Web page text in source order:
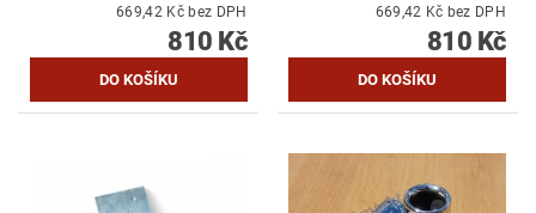
669,42 Kč bez DPH
810 Kč
669,42 Kč bez DPH
810 Kč